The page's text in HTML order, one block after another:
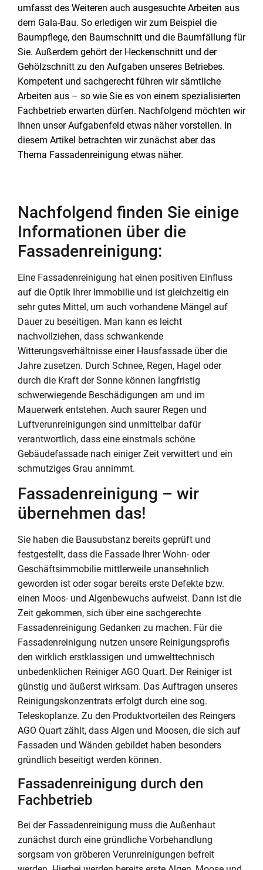
umfasst des Weiteren auch ausgesuchte Arbeiten aus
dem Gala-Bau. So erledigen wir zum Beispiel die
Baumpflege, den Baumschnitt und die Baumfällung für
Sie. Außerdem gehört der Heckenschnitt und der
Gehölzschnitt zu den Aufgaben unseres Betriebes.
Kompetent und sachgerecht führen wir sämtliche
Arbeiten aus – so wie Sie es von einem spezialisierten
Fachbetrieb erwarten dürfen. Nachfolgend möchten wir
Ihnen unser Aufgabenfeld etwas näher vorstellen. In
diesem Artikel betrachten wir zunächst aber das
Thema Fassadenreinigung etwas näher.
Nachfolgend finden Sie einige
Informationen über die
Fassadenreinigung:
Eine Fassadenreinigung hat einen positiven Einfluss
auf die Optik Ihrer Immobilie und ist gleichzeitig ein
sehr gutes Mittel, um auch vorhandene Mängel auf
Dauer zu beseitigen. Man kann es leicht
nachvollziehen, dass schwankende
Witterungsverhältnisse einer Hausfassade über die
Jahre zusetzen. Durch Schnee, Regen, Hagel oder
durch die Kraft der Sonne können langfristig
schwerwiegende Beschädigungen am und im
Mauerwerk entstehen. Auch saurer Regen und
Luftverunreinigungen sind unmittelbar dafür
verantwortlich, dass eine einstmals schöne
Gebäudefassade nach einiger Zeit verwittert und ein
schmutziges Grau annimmt.
Fassadenreinigung – wir
übernehmen das!
Sie haben die Bausubstanz bereits geprüft und
festgestellt, dass die Fassade Ihrer Wohn- oder
Geschäftsimmobilie mittlerweile unansehnlich
geworden ist oder sogar bereits erste Defekte bzw.
einen Moos- und Algenbewuchs aufweist. Dann ist die
Zeit gekommen, sich über eine sachgerechte
Fassadenreinigung Gedanken zu machen. Für die
Fassadenreinigung nutzen unsere Reinigungsprofis
den wirklich erstklassigen und umwelttechnisch
unbedenklichen Reiniger AGO Quart. Der Reiniger ist
günstig und äußerst wirksam. Das Auftragen unseres
Reinigungskonzentrats erfolgt durch eine sog.
Teleskoplanze. Zu den Produktvorteilen des Reingers
AGO Quart zählt, dass Algen und Moosen, die sich auf
Fassaden und Wänden gebildet haben besonders
gründlich beseitigt werden können.
Fassadenreinigung durch den
Fachbetrieb
Bei der Fassadenreinigung muss die Außenhaut
zunächst durch eine gründliche Vorbehandlung
sorgsam von gröberen Verunreinigungen befreit